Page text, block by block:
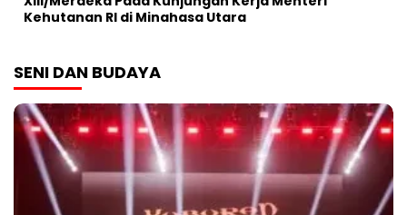
Kehutanan RI di Minahasa Utara
SENI DAN BUDAYA